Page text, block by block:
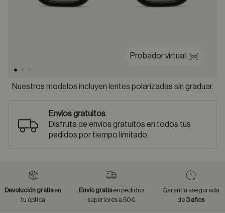
Probador virtual
Nuestros modelos incluyen lentes polarizadas sin graduar.
Envíos gratuitos
Disfruta de envíos gratuitos en todos tus
pedidos por tiempo limitado.
Devolución gratisen
tu óptica
Envío gratisen pedidos
superiores a 50€
Garantía asegurada
de 3 años